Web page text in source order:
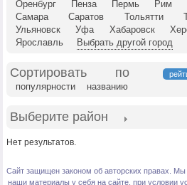
Оренбург
Пенза Пермь Рим
Самара
Саратов Тольятти
Ульяновск Уфа Хабаровск
Ярославль
Выбрать другой город
Сортировать по
популярности
названию
Выберите район
Нет результатов.
Сайт защищен законом об авторских правах.
наши материалы у себя на сайте, при условии